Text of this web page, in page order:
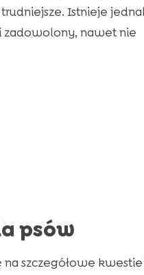
Istnieje
zadowolony, nawet nie
psów
szczegółowe